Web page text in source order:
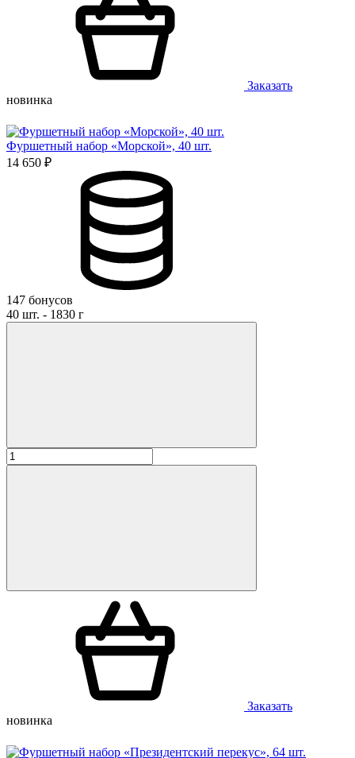
Заказать
новинка
Фуршетный набор «Морской», 40 шт.
14 650 ₽
147 бонусов
40 шт. - 1830 г
Заказать
новинка